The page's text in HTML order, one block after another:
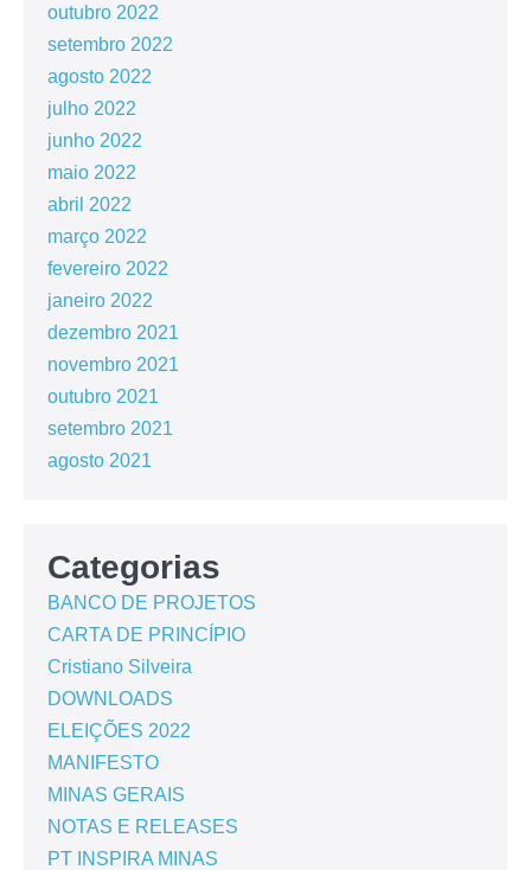
outubro 2022
setembro 2022
agosto 2022
julho 2022
junho 2022
maio 2022
abril 2022
março 2022
fevereiro 2022
janeiro 2022
dezembro 2021
novembro 2021
outubro 2021
setembro 2021
agosto 2021
Categorias
BANCO DE PROJETOS
CARTA DE PRINCÍPIO
Cristiano Silveira
DOWNLOADS
ELEIÇÕES 2022
MANIFESTO
MINAS GERAIS
NOTAS E RELEASES
PT INSPIRA MINAS